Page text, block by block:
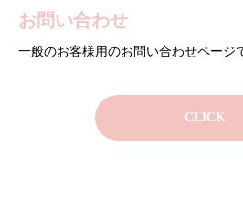
お問い合わせ
一般のお客様用のお問い合わせページ
CLICK
企業様お問い合わせ
売ります・買います
ーション依頼・新規出店・取材のご依